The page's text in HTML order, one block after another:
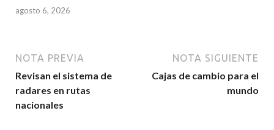
agosto 6, 2026
NOTA PREVIA
Revisan el sistema de
radares en rutas
nacionales
NOTA SIGUIENTE
Cajas de cambio para el
mundo